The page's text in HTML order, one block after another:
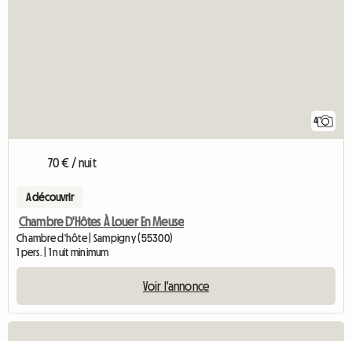
4
70 € / nuit
A découvrir
Chambre D'Hôtes À Louer En Meuse
Chambre d'hôte | Sampigny (55300)
1 pers. | 1 nuit minimum
Voir l'annonce